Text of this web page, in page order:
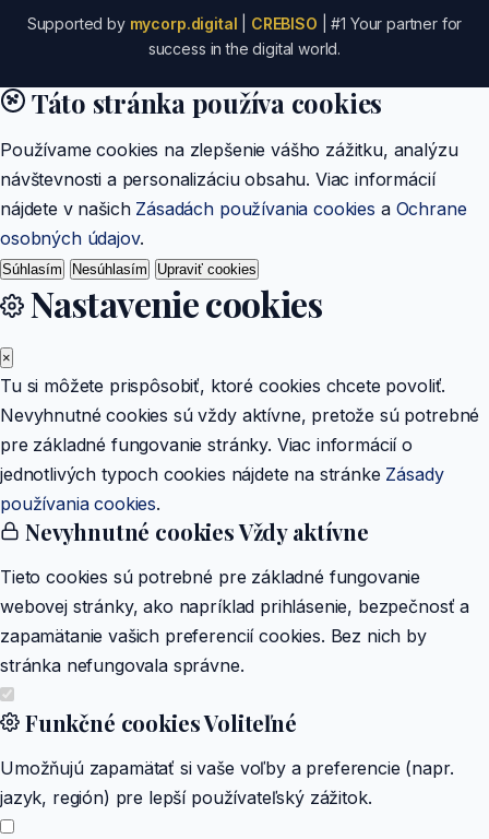
Supported by mycorp.digital CREBISO | #1 Your partner for
success in the digital world.
Táto stránka používa cookies
Používame cookies na zlepšenie vášho zážitku, analýzu
návštevnosti a personalizáciu obsahu. Viac informácií
nájdete v našich Zásadách používania cookies a Ochrane
osobných údajov.
Súhlasím Nesúhlasím Upraviť cookies
Nastavenie cookies
×
Tu si môžete prispôsobiť, ktoré cookies chcete povoliť.
Nevyhnutné cookies sú vždy aktívne, pretože sú potrebné
pre základné fungovanie stránky. Viac informácií o
jednotlivých typoch cookies nájdete na stránke Zásady
používania cookies.
Nevyhnutné cookiesVždy aktívne
Tieto cookies sú potrebné pre základné fungovanie
webovej stránky, ako napríklad prihlásenie, bezpečnosť a
zapamätanie vašich preferencií cookies. Bez nich by
stránka nefungovala správne.
Funkčné cookiesVoliteľné
Umožňujú zapamätať si vaše voľby a preferencie (napr.
jazyk, región) pre lepší používateľský zážitok.